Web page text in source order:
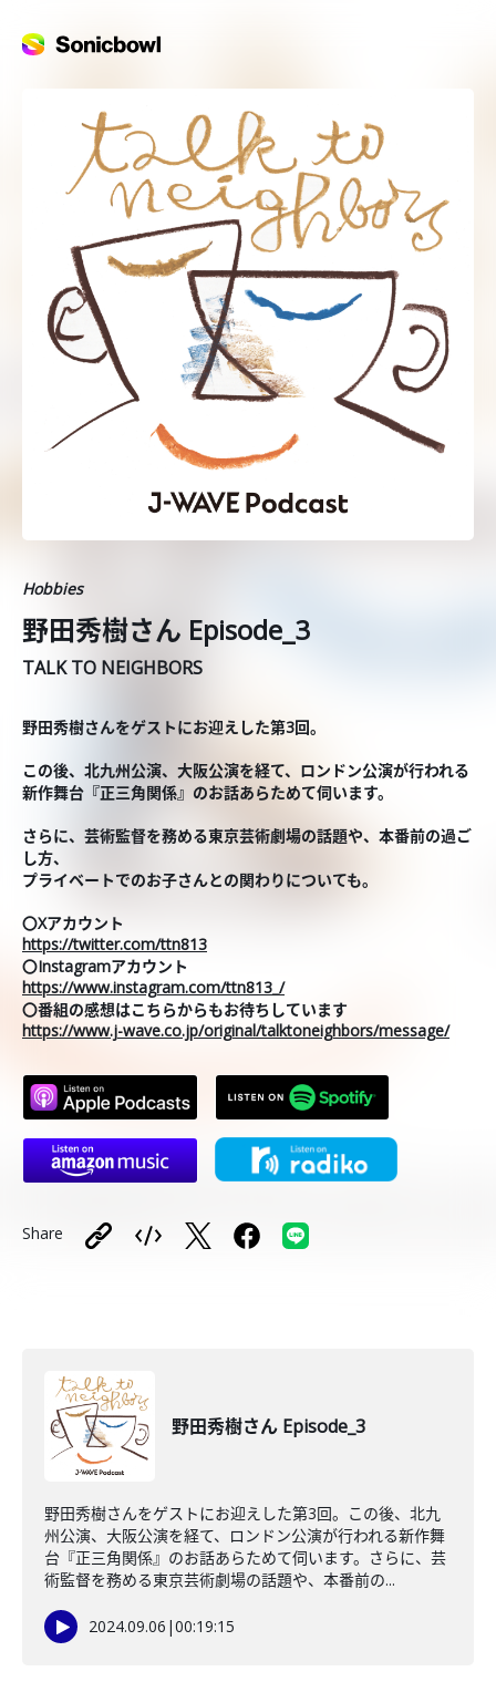
Hobbies
野田秀樹さん Episode_3
TALK TO NEIGHBORS
野田秀樹さんをゲストにお迎えした第3回。
この後、北九州公演、大阪公演を経て、ロンドン公演が行われる
新作舞台『正三角関係』のお話あらためて伺います。
さらに、芸術監督を務める東京芸術劇場の話題や、本番前の過ご
し方、
プライベートでのお子さんとの関わりについても。
〇Xアカウント
https://twitter.com/ttn813
〇Instagramアカウント
https://www.instagram.com/ttn813_/
〇番組の感想はこちらからもお待ちしています
https://www.j-wave.co.jp/original/talktoneighbors/message/
Share
野田秀樹さん Episode_3
野田秀樹さんをゲストにお迎えした第3回。この後、北九
州公演、大阪公演を経て、ロンドン公演が行われる新作舞
台『正三角関係』のお話あらためて伺います。さらに、芸
術監督を務める東京芸術劇場の話題や、本番前の...
2024.09.06 |00:19:15